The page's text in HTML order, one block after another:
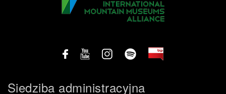
Siedziba administracyjna